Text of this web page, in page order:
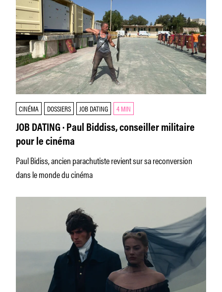
CINÉMA DOSSIERS JOB DATING 4 MIN
JOB DATING · Paul Biddiss, conseiller militaire
pour le cinéma
Paul Bidiss, ancien parachutiste revient sur sa reconversion
dans le monde du cinéma